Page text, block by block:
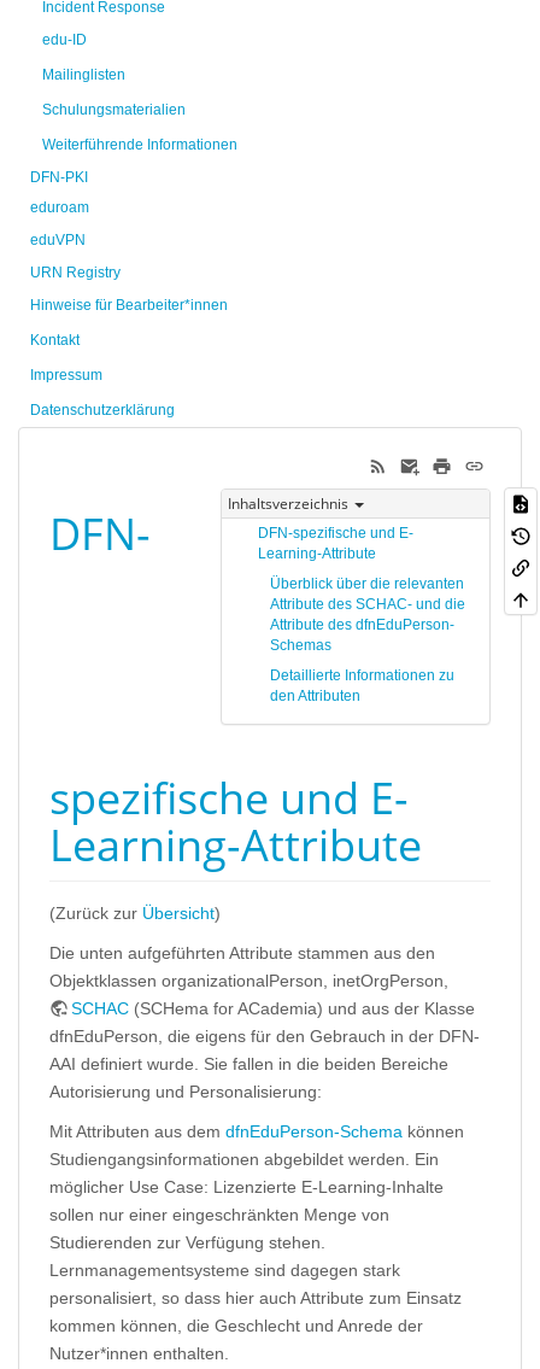
Incident Response
edu-ID
Mailinglisten
Schulungsmaterialien
Weiterführende Informationen
DFN-PKI
eduroam
eduVPN
URN Registry
Hinweise für Bearbeiter*innen
Kontakt
Impressum
Datenschutzerklärung
Inhaltsverzeichnis
DFN-spezifische und E-
Learning-Attribute
Überblick über die relevanten
Attribute des SCHAC- und die
Attribute des dfnEduPerson-
Schemas
Detaillierte Informationen zu
den Attributen
DFN-
spezifische und E-
Learning-Attribute
(Zurück zur Übersicht)
Die unten aufgeführten Attribute stammen aus den
Objektklassen organizationalPerson, inetOrgPerson,
SCHAC (SCHema for ACademia) und aus der Klasse
dfnEduPerson, die eigens für den Gebrauch in der DFN-
AAI definiert wurde. Sie fallen in die beiden Bereiche
Autorisierung und Personalisierung:
Mit Attributen aus dem dfnEduPerson-Schema können
Studiengangsinformationen abgebildet werden. Ein
möglicher Use Case: Lizenzierte E-Learning-Inhalte
sollen nur einer eingeschränkten Menge von
Studierenden zur Verfügung stehen.
Lernmanagementsysteme sind dagegen stark
personalisiert, so dass hier auch Attribute zum Einsatz
kommen können, die Geschlecht und Anrede der
Nutzer*innen enthalten.